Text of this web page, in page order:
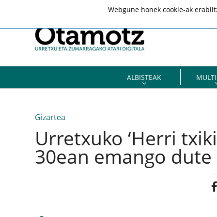
ALBISTEAK
Gizartea
Urretxuko ‘Herri
30ean emango dute
Webgune honek cookie-ak